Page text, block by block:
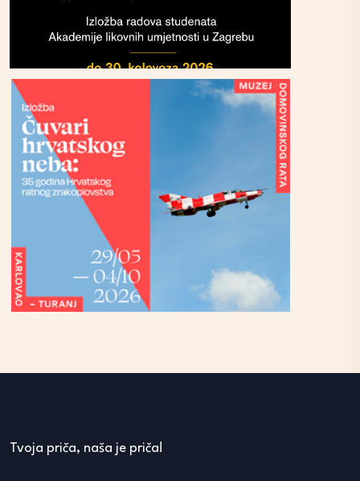
Tvoja priča, naša je priča!